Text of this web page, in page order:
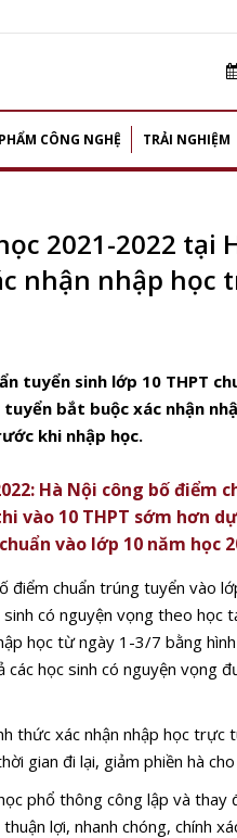
CÔNG NGHỆ TRẢI NGHIỆM
2021-2022 tại
nhận nhập học
tuyển sinh lớp 10 THPT
tuyển bắt buộc xác nhận
khi nhập học.
Hà Nội công bố điểm
vào 10 THPT sớm hơn
vào lớp 10 năm học
điểm chuẩn trúng tuyển vào
có nguyện vọng theo học
học từ ngày 1-3/7 bằng
học sinh có nguyện vọng
thức xác nhận nhập học trực
gian đi lại, giảm phiền hà
phổ thông công lập và
lợi, nhanh chóng, chính